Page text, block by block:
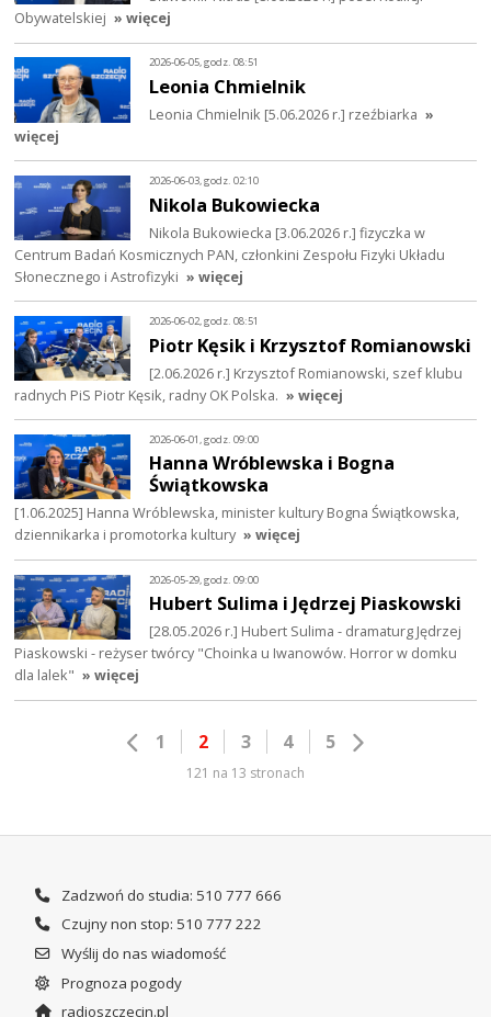
Obywatelskiej » więcej
2026-06-05, godz. 08:51
Leonia Chmielnik
Leonia Chmielnik [5.06.2026 r.] rzeźbiarka »
więcej
2026-06-03, godz. 02:10
Nikola Bukowiecka
Nikola Bukowiecka [3.06.2026 r.] fizyczka w
Centrum Badań Kosmicznych PAN, członkini Zespołu Fizyki Układu
Słonecznego i Astrofizyki » więcej
2026-06-02, godz. 08:51
Piotr Kęsik i Krzysztof Romianowski
[2.06.2026 r.] Krzysztof Romianowski, szef klubu
radnych PiS Piotr Kęsik, radny OK Polska. » więcej
2026-06-01, godz. 09:00
Hanna Wróblewska i Bogna
Świątkowska
[1.06.2025] Hanna Wróblewska, minister kultury Bogna Świątkowska,
dziennikarka i promotorka kultury » więcej
2026-05-29, godz. 09:00
Hubert Sulima i Jędrzej Piaskowski
[28.05.2026 r.] Hubert Sulima - dramaturg Jędrzej
Piaskowski - reżyser twórcy "Choinka u Iwanowów. Horror w domku
dla lalek" » więcej
1 2 3 4 5
121 na 13 stronach
Zadzwoń do studia: 510 777 666
Czujny non stop: 510 777 222
Wyślij do nas wiadomość
Prognoza pogody
radioszczecin.pl